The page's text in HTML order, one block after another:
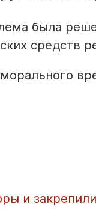
была
средств
и